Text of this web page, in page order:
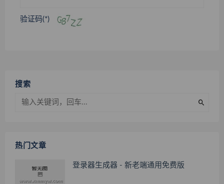
验证码(*)
搜索
热门文章
登录器生成器 - 新老端通用免费版